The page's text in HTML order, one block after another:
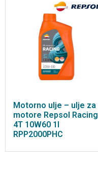
Motorno ulje – ulje za
motore Repsol Racing
4T 10W60 1l
RPP2000PHC